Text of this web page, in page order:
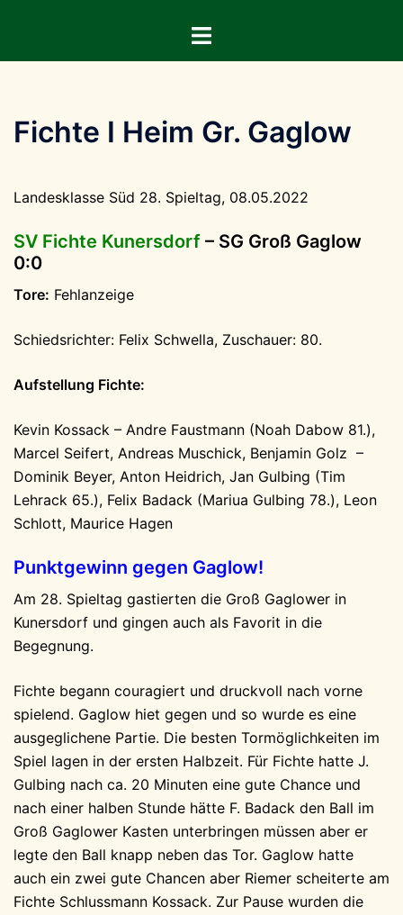
springen
Menü
Fichte I Heim Gr. Gaglow
Landesklasse Süd 28. Spieltag, 08.05.2022
SV Fichte Kunersdorf – SG Groß Gaglow
0:0
Tore: Fehlanzeige
Schiedsrichter: Felix Schwella, Zuschauer: 80.
Aufstellung Fichte:
Kevin Kossack – Andre Faustmann (Noah Dabow 81.),
Marcel Seifert, Andreas Muschick, Benjamin Golz –
Dominik Beyer, Anton Heidrich, Jan Gulbing (Tim
Lehrack 65.), Felix Badack (Mariua Gulbing 78.), Leon
Schlott, Maurice Hagen
Punktgewinn gegen Gaglow!
Am 28. Spieltag gastierten die Groß Gaglower in
Kunersdorf und gingen auch als Favorit in die
Begegnung.
Fichte begann couragiert und druckvoll nach vorne
spielend. Gaglow hiet gegen und so wurde es eine
ausgeglichene Partie. Die besten Tormöglichkeiten im
Spiel lagen in der ersten Halbzeit. Für Fichte hatte J.
Gulbing nach ca. 20 Minuten eine gute Chance und
nach einer halben Stunde hätte F. Badack den Ball im
Groß Gaglower Kasten unterbringen müssen aber er
legte den Ball knapp neben das Tor. Gaglow hatte
auch ein zwei gute Chancen aber Riemer scheiterte am
Fichte Schlussmann Kossack. Zur Pause wurden die